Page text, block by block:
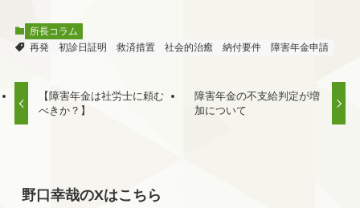
所長コラム
再発
初診日証明 救済措置 社会的治癒 納付要件 障害年金申請
【障害年金は社労士に頼む
べきか？】
障害年金の不支給判定が増
加について
野口幸哉のXはこちら